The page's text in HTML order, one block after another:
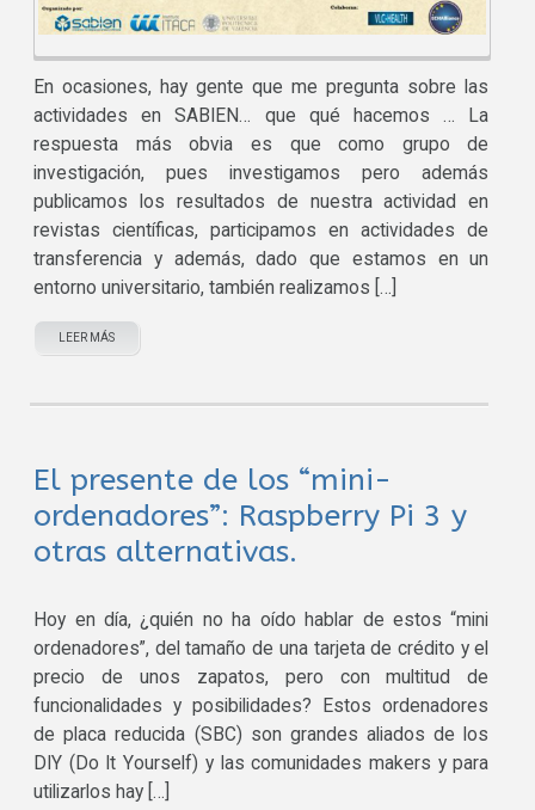
En ocasiones, hay gente que me pregunta sobre las
actividades en SABIEN… que qué hacemos … La
respuesta más obvia es que como grupo de
investigación, pues investigamos pero además
publicamos los resultados de nuestra actividad en
revistas científicas, participamos en actividades de
transferencia y además, dado que estamos en un
entorno universitario, también realizamos […]
LEER MÁS
El presente de los “mini-
ordenadores”: Raspberry Pi 3 y
otras alternativas.
Hoy en día, ¿quién no ha oído hablar de estos “mini
ordenadores”, del tamaño de una tarjeta de crédito y el
precio de unos zapatos, pero con multitud de
funcionalidades y posibilidades? Estos ordenadores
de placa reducida (SBC) son grandes aliados de los
DIY (Do It Yourself) y las comunidades makers y para
utilizarlos hay […]